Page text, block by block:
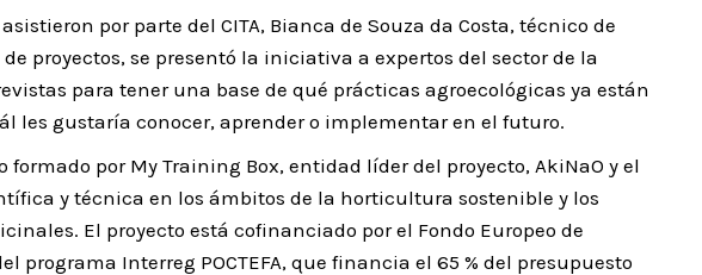
por parte del CITA, Bianca de Souza da Costa, técnico de
proyectos, se presentó la iniciativa a expertos del sector de la
para tener una base de qué prácticas agroecológicas ya están
les gustaría conocer, aprender o implementar en el futuro.
formado por My Training Box, entidad líder del proyecto, AkiNaO y el
y técnica en los ámbitos de la horticultura sostenible y los
El proyecto está cofinanciado por el Fondo Europeo de
programa Interreg POCTEFA, que financia el 65 % del presupuesto